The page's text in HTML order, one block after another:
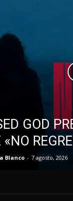
GOD
Blanco - 7 agosto, 2026